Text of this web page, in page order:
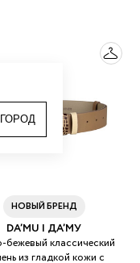
НОВЫЙ БРЕНД
DA’MU | ДА’МУ
бежевый классический
из гладкой кожи с